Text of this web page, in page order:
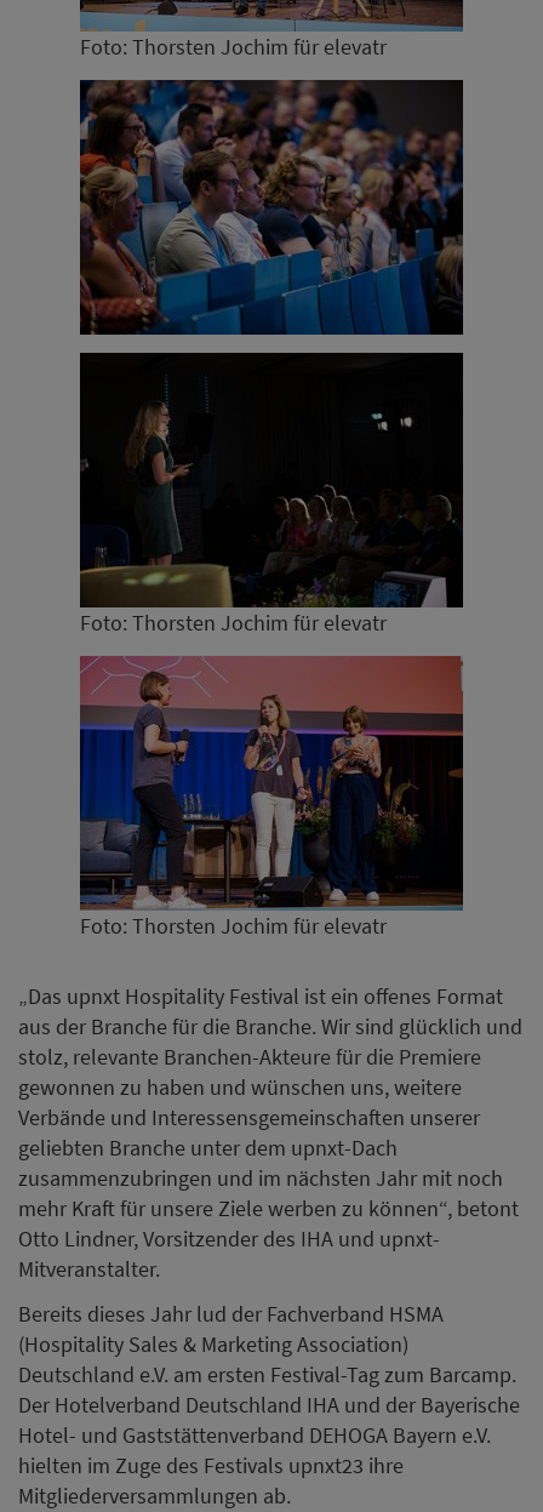
Foto: Thorsten Jochim für elevatr
Foto: Thorsten Jochim für elevatr
Foto: Thorsten Jochim für elevatr
„Das upnxt Hospitality Festival ist ein offenes Format
aus der Branche für die Branche. Wir sind glücklich und
stolz, relevante Branchen-Akteure für die Premiere
gewonnen zu haben und wünschen uns, weitere
Verbände und Interessensgemeinschaften unserer
geliebten Branche unter dem upnxt-Dach
zusammenzubringen und im nächsten Jahr mit noch
mehr Kraft für unsere Ziele werben zu können“, betont
Otto Lindner, Vorsitzender des IHA und upnxt-
Mitveranstalter.
Bereits dieses Jahr lud der Fachverband HSMA
(Hospitality Sales & Marketing Association)
Deutschland e.V. am ersten Festival-Tag zum Barcamp.
Der Hotelverband Deutschland IHA und der Bayerische
Hotel- und Gaststättenverband DEHOGA Bayern e.V.
hielten im Zuge des Festivals upnxt23 ihre
Mitgliederversammlungen ab.